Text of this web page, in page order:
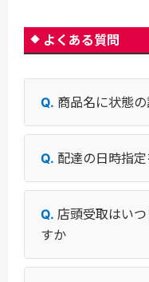
よくある質問
商品名に状態
配達の日時指
店頭受取はい
すか